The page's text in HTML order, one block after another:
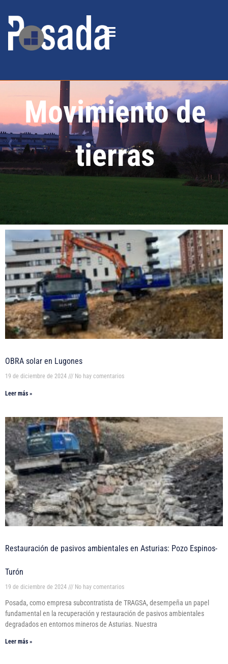
Movimiento de
tierras
OBRA solar en Lugones
19 de diciembre de 2024 No hay comentarios
Leer más »
Restauración de pasivos ambientales en Asturias: Pozo Espinos-
Turón
19 de diciembre de 2024 No hay comentarios
Posada, como empresa subcontratista de TRAGSA, desempeña un papel
fundamental en la recuperación y restauración de pasivos ambientales
degradados en entornos mineros de Asturias. Nuestra
Leer más »